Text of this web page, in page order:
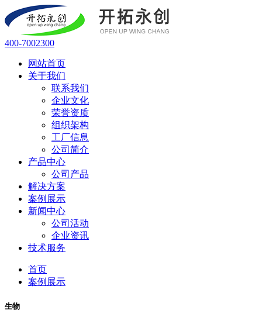
400-7002300
网站首页
关于我们
联系我们
企业文化
荣誉资质
组织架构
工厂信息
公司简介
产品中心
公司产品
解决方案
案例展示
新闻中心
公司活动
企业资讯
技术服务
首页
案例展示
生物